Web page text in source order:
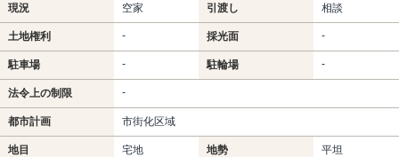
現況 空家 引渡し 相談
土地権利 - 採光面 -
駐車場 - 駐輪場 -
法令上の制限 -
都市計画 市街化区域
地目 宅地 地勢 平坦